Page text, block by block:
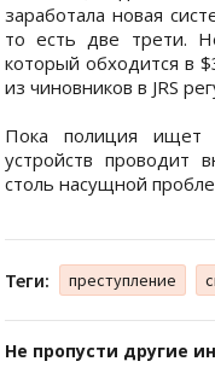
заработала новая
то есть две трети.
который обходится в
из чиновников в JRS
Пока полиция ищет
устройств проводит
столь насущной
Теги: преступление
Не пропусти другие